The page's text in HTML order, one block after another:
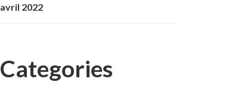
avril 2022
Categories